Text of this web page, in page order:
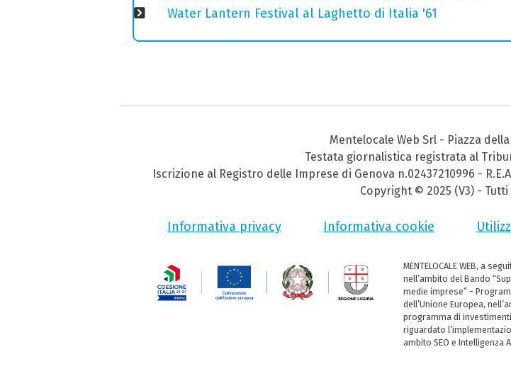
Water Lantern Festival al Laghetto di Italia '61
Mentelocale Web Srl - Piazza
Testata giornalistica registrata al
Iscrizione al Registro delle Imprese di Genova n.02437210996 -
Copyright © 2025 (V3) -
Informativa privacy Informativa cookie
MENTELOCALE WEB, a
nell’ambito del Bando
medie imprese” -
dell’Unione Europea,
programma di
riguardato
ambito SEO e Intelligenza